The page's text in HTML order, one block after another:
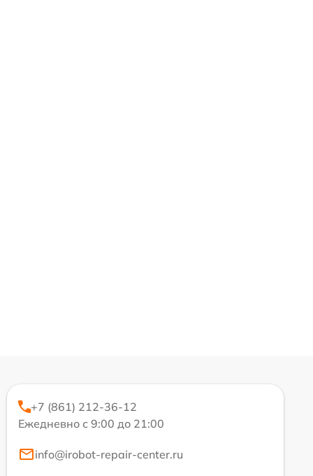
+7 (861) 212-36-12
Ежедневно с 9:00 до 21:00
info@irobot-repair-center.ru